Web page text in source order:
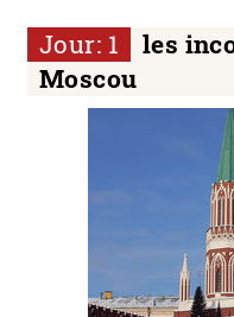
Jour: 1
les
Moscou